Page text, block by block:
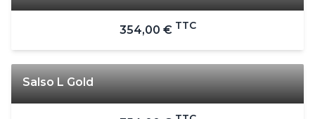
354,00 € TTC
Salso L Gold